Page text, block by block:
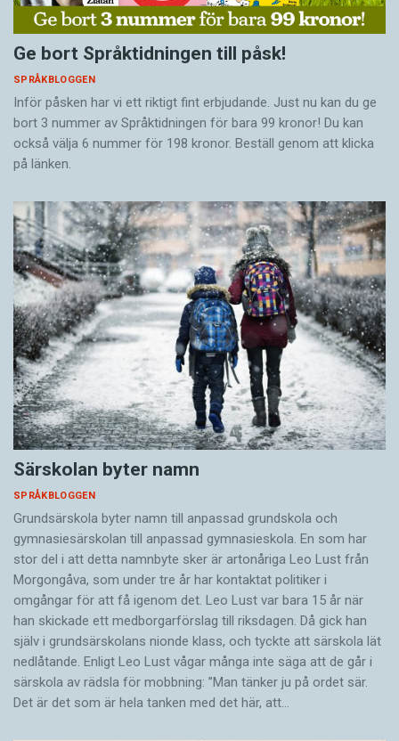
Ge bort Språktidningen till påsk!
SPRÅKBLOGGEN
Inför påsken har vi ett riktigt fint erbjudande. Just nu kan du ge
bort 3 nummer av Språktidningen för bara 99 kronor! Du kan
också välja 6 nummer för 198 kronor. Beställ genom att klicka
på länken.
Särskolan byter namn
SPRÅKBLOGGEN
Grundsärskola byter namn till anpassad grundskola och
gymnasiesärskolan till anpassad gymnasieskola. En som har
stor del i att detta namnbyte sker är artonåriga Leo Lust från
Morgongåva, som under tre år har kontaktat politiker i
omgångar för att få igenom det. Leo Lust var bara 15 år när
han skickade ett medborgarförslag till riksdagen. Då gick han
själv i grundsärskolans nionde klass, och tyckte att särskola lät
nedlåtande. Enligt Leo Lust vågar många inte säga att de går i
särskola av rädsla för mobbning: ”Man tänker ju på ordet sär.
Det är det som är hela tanken med det här, att…